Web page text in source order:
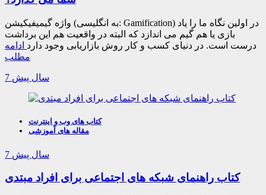
واژه گیمیفیکیشن (به انگلیسی: Gamification) در اولین نگاه ما را یاد
بازی یا هم گیم می اندازد که البته در واقعیت هم این برداشت
درست است. در دنیای کسب و کار روش بازاریابی وجود دارد ادامه
مطلب
7 سال پیش
کتاب های وب و اینترنت
مقاله های آموزشی
7 سال پیش
کتاب راهنمای شبکه های اجتماعی برای افراد مبتدی